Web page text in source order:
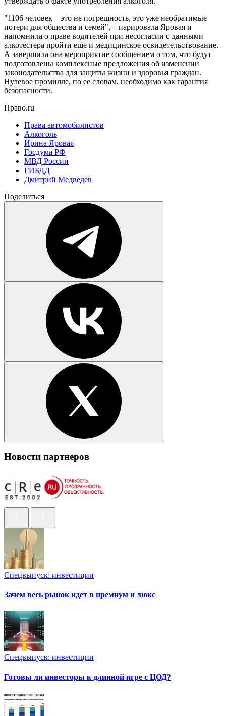
"1106 человек – это не погрешность, это уже необратимые
потери для общества и семей", – парировала Яровая и
напомнила о праве водителей при несогласии с данными
алкотестера пройти еще и медицинское освидетельствование.
А завершила она мероприятие сообщением о том, что будут
подготовлены комплексные предложения об изменении
законодательства для защиты жизни и здоровья граждан.
Нулевое промилле, по ее словам, необходимо как гарантия
безопасности.
Право.ru
Права автомобилистов
Алкоголь
Ирина Яровая
Госдума РФ
МВД России
ГИБДД
Дмитрий Медведев
Поделиться
Новости партнеров
Спецвыпуск: инвестиции
Зачем весь рынок идет в премиум и люкс
Спецвыпуск: инвестиции
Готовы ли инвесторы к длинной игре с ЦОД?